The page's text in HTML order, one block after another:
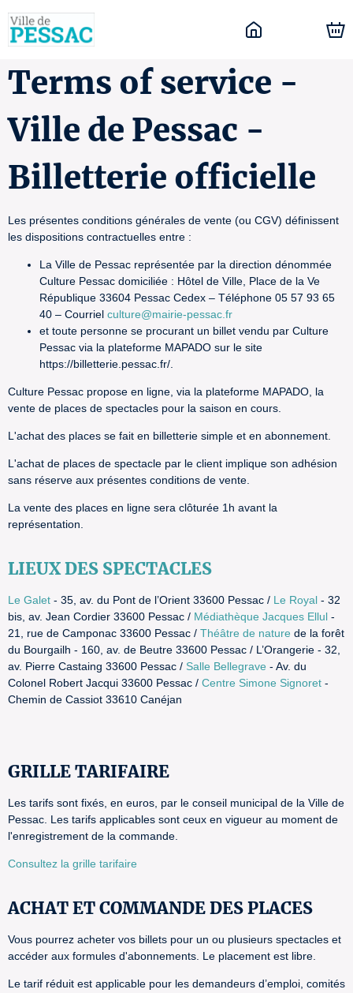
Terms of service -
Ville de Pessac -
Billetterie officielle
Les présentes conditions générales de vente (ou CGV) définissent
les dispositions contractuelles entre :
La Ville de Pessac représentée par la direction dénommée
Culture Pessac domiciliée : Hôtel de Ville, Place de la Ve
République 33604 Pessac Cedex – Téléphone 05 57 93 65
40 – Courriel culture@mairie-pessac.fr
et toute personne se procurant un billet vendu par Culture
Pessac via la plateforme MAPADO sur le site
https://billetterie.pessac.fr/.
Culture Pessac propose en ligne, via la plateforme MAPADO, la
vente de places de spectacles pour la saison en cours.
L'achat des places se fait en billetterie simple et en abonnement.
L'achat de places de spectacle par le client implique son adhésion
sans réserve aux présentes conditions de vente.
La vente des places en ligne sera clôturée 1h avant la
représentation.
LIEUX DES SPECTACLES
Le Galet - 35, av. du Pont de l’Orient 33600 Pessac / Le Royal - 32
bis, av. Jean Cordier 33600 Pessac / Médiathèque Jacques Ellul -
21, rue de Camponac 33600 Pessac / Théâtre de nature de la forêt
du Bourgailh - 160, av. de Beutre 33600 Pessac / L’Orangerie - 32,
av. Pierre Castaing 33600 Pessac / Salle Bellegrave - Av. du
Colonel Robert Jacqui 33600 Pessac / Centre Simone Signoret -
Chemin de Cassiot 33610 Canéjan
GRILLE TARIFAIRE
Les tarifs sont fixés, en euros, par le conseil municipal de la Ville de
Pessac. Les tarifs applicables sont ceux en vigueur au moment de
l'enregistrement de la commande.
Consultez la grille tarifaire
ACHAT ET COMMANDE DES PLACES
Vous pourrez acheter vos billets pour un ou plusieurs spectacles et
accéder aux formules d'abonnements. Le placement est libre.
Le tarif réduit est applicable pour les demandeurs d’emploi, comités